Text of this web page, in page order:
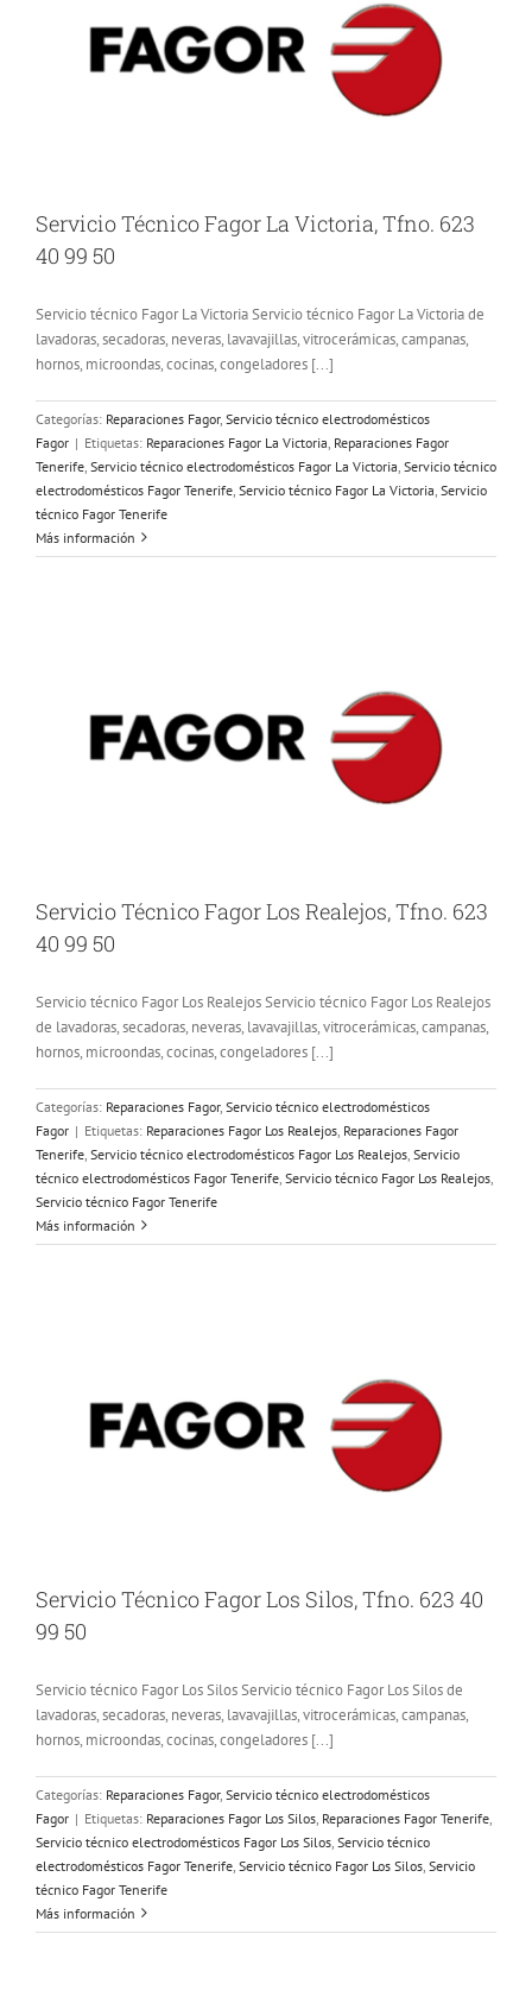
Servicio Técnico Fagor La Victoria, Tfno. 623
40 99 50
Servicio técnico Fagor La Victoria Servicio técnico Fagor La Victoria de
lavadoras, secadoras, neveras, lavavajillas, vitrocerámicas, campanas,
hornos, microondas, cocinas, congeladores [...]
Categorías: Reparaciones Fagor, Servicio técnico electrodomésticos
Fagor | Etiquetas: Reparaciones Fagor La Victoria Reparaciones Fagor
Tenerife Servicio técnico electrodomésticos Fagor La Victoria Servicio técnico
electrodomésticos Fagor Tenerife Servicio técnico Fagor La Victoria Servicio
técnico Fagor Tenerife
Más información
Servicio Técnico Fagor Los Realejos, Tfno. 623
40 99 50
Servicio técnico Fagor Los Realejos Servicio técnico Fagor Los Realejos
de lavadoras, secadoras, neveras, lavavajillas, vitrocerámicas, campanas,
hornos, microondas, cocinas, congeladores [...]
Categorías: Reparaciones Fagor, Servicio técnico electrodomésticos
Fagor | Etiquetas: Reparaciones Fagor Los Realejos Reparaciones Fagor
Tenerife Servicio técnico electrodomésticos Fagor Los Realejos Servicio
técnico electrodomésticos Fagor Tenerife Servicio técnico Fagor Los Realejos
Servicio técnico Fagor Tenerife
Más información
Servicio Técnico Fagor Los Silos, Tfno. 623 40
99 50
Servicio técnico Fagor Los Silos Servicio técnico Fagor Los Silos de
lavadoras, secadoras, neveras, lavavajillas, vitrocerámicas, campanas,
hornos, microondas, cocinas, congeladores [...]
Categorías: Reparaciones Fagor, Servicio técnico electrodomésticos
Fagor | Etiquetas: Reparaciones Fagor Los Silos Reparaciones Fagor Tenerife
Servicio técnico electrodomésticos Fagor Los Silos Servicio técnico
electrodomésticos Fagor Tenerife Servicio técnico Fagor Los Silos Servicio
técnico Fagor Tenerife
Más información